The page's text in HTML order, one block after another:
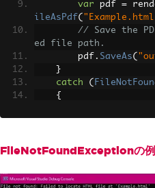
var pdf =
ileAsPdf(
// Save the
ed file path.
        pdf
. SaveAs(
}
catch
(
{
und: "
+ ex.Message);
catch
(
FileNotFoundExceptionの例